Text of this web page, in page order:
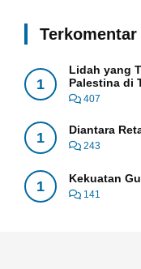
Terkomentar
1
Lidah yang
Palestina di
407
1 Diantara
243
1 Kekuatan
141